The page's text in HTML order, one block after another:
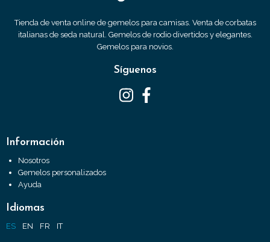
Tienda de venta online de gemelos para camisas. Venta de corbatas
italianas de seda natural. Gemelos de rodio divertidos y elegantes.
Gemelos para novios.
Síguenos
Información
Nosotros
Gemelos personalizados
Ayuda
Idiomas
ES EN FR IT